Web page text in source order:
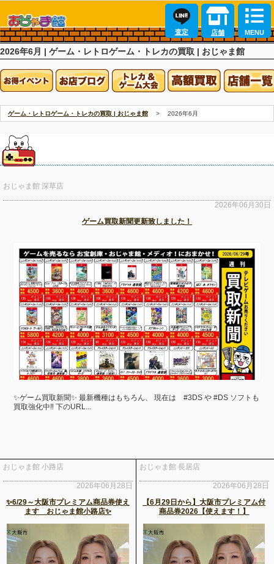
査定 店舗 MENU
2026年6月 | ゲーム・レトロゲーム・トレカの買取 | おじゃま館
ゲーム・レトロゲーム・トレカの買取 | おじゃま館 2026年6月
おじゃま館 深草店
2026年06月30日
ゲーム買取新聞更新致しました！
✨ゲーム買取新聞✨ 最新機種はもちろん、 現在は #3DS や #DS ソフトも
買取強化中‼ 下のURL...
おじゃま館 小路店
2026年06月28日
✨6/29～大阪市プレミアム商品券使え
ます おじゃま館小路店✨
おじゃま館 長居店
2026年06月28日
【6月29日から】大阪市プレミアム付
商品券2026【使えます！】